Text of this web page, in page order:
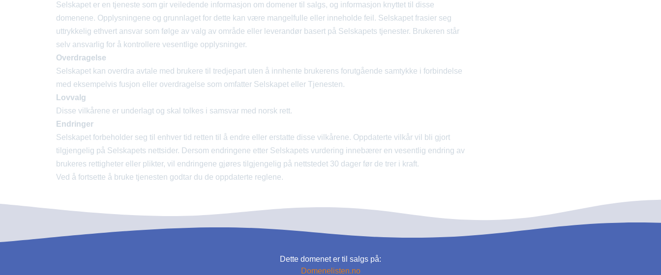
Selskapet er en tjeneste som gir veiledende informasjon om domener til salgs, og informasjon knyttet til disse
domenene. Opplysningene og grunnlaget for dette kan være mangelfulle eller inneholde feil. Selskapet frasier seg
uttrykkelig ethvert ansvar som følge av valg av område eller leverandør basert på Selskapets tjenester. Brukeren står
selv ansvarlig for å kontrollere vesentlige opplysninger.
Overdragelse
Selskapet kan overdra avtale med brukere til tredjepart uten å innhente brukerens forutgående samtykke i forbindelse
med eksempelvis fusjon eller overdragelse som omfatter Selskapet eller Tjenesten.
Lovvalg
Disse vilkårene er underlagt og skal tolkes i samsvar med norsk rett.
Endringer
Selskapet forbeholder seg til enhver tid retten til å endre eller erstatte disse vilkårene. Oppdaterte vilkår vil bli gjort
tilgjengelig på Selskapets nettsider. Dersom endringene etter Selskapets vurdering innebærer en vesentlig endring av
brukeres rettigheter eller plikter, vil endringene gjøres tilgjengelig på nettstedet 30 dager før de trer i kraft.
Ved å fortsette å bruke tjenesten godtar du de oppdaterte reglene.
Dette domenet er til salgs på:
Domenelisten.no